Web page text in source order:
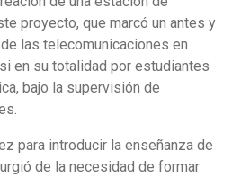
proyecto, que marcó un antes y
las telecomunicaciones en
en su totalidad por estudiantes
bajo la supervisión de
para introducir la enseñanza de
de la necesidad de formar